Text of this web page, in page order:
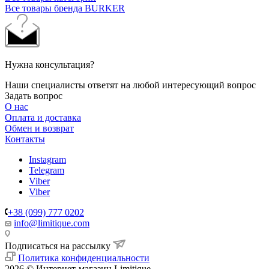
Все товары бренда BURKER
Нужна консультация?
Наши специалисты ответят на любой интересующий вопрос
Задать вопрос
О нас
Оплата и доставка
Обмен и возврат
Контакты
Instagram
Telegram
Viber
Viber
+38 (099) 777 0202
info@limitique.com
Подписаться на рассылку
Политика конфиденциальности